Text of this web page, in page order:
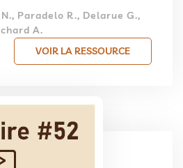
Paradelo R., Delarue G.,
A.
VOIR LA RESSOURCE